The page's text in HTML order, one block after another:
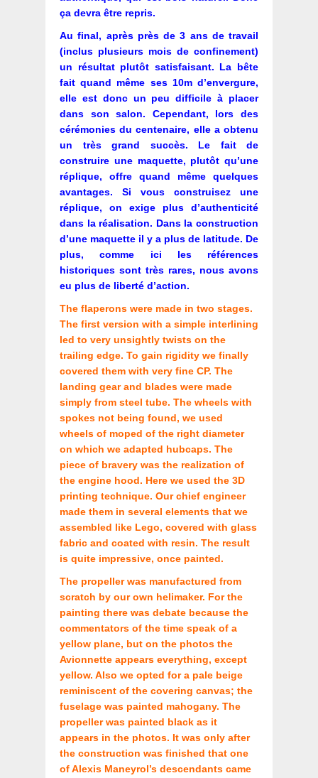
ça devra être repris.
Au final, après près de 3 ans de travail
(inclus plusieurs mois de confinement)
un résultat plutôt satisfaisant. La bête
fait quand même ses 10m d’envergure,
elle est donc un peu difficile à placer
dans son salon. Cependant, lors des
cérémonies du centenaire, elle a obtenu
un très grand succès. Le fait de
construire une maquette, plutôt qu’une
réplique, offre quand même quelques
avantages. Si vous construisez une
réplique, on exige plus d’authenticité
dans la réalisation. Dans la construction
d’une maquette il y a plus de latitude. De
plus, comme ici les références
historiques sont très rares, nous avons
eu plus de liberté d’action.
The flaperons were made in two stages.
The first version with a simple interlining
led to very unsightly twists on the
trailing edge. To gain rigidity we finally
covered them with very fine CP. The
landing gear and blades were made
simply from steel tube. The wheels with
spokes not being found, we used
wheels of moped of the right diameter
on which we adapted hubcaps. The
piece of bravery was the realization of
the engine hood. Here we used the 3D
printing technique. Our chief engineer
made them in several elements that we
assembled like Lego, covered with glass
fabric and coated with resin. The result
is quite impressive, once painted.
The propeller was manufactured from
scratch by our own helimaker. For the
painting there was debate because the
commentators of the time speak of a
yellow plane, but on the photos the
Avionnette appears everything, except
yellow. Also we opted for a pale beige
reminiscent of the covering canvas; the
fuselage was painted mahogany. The
propeller was painted black as it
appears in the photos. It was only after
the construction was finished that one
of Alexis Maneyrol’s descendants came